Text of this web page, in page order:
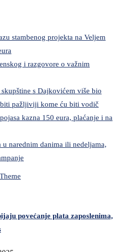
stambenog projekta na Veljem
i razgovore o važnim
s Dajkovićem više bio
pažljiviji kome ću biti vodič
kazna 150 eura, plaćanje i na
narednim danima ili nedeljama,
povećanje plata zaposlenima,